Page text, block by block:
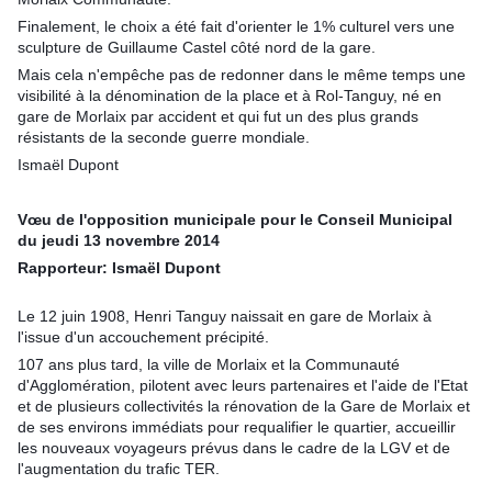
Finalement, le choix a été fait d'orienter le 1% culturel vers une
sculpture de Guillaume Castel côté nord de la gare.
Mais cela n'empêche pas de redonner dans le même temps une
visibilité à la dénomination de la place et à Rol-Tanguy, né en
gare de Morlaix par accident et qui fut un des plus grands
résistants de la seconde guerre mondiale.
Ismaël Dupont
Vœu de l'opposition municipale pour le Conseil Municipal
du jeudi 13 novembre 2014
Rapporteur: Ismaël Dupont
Le 12 juin 1908, Henri Tanguy naissait en gare de Morlaix à
l'issue d'un accouchement précipité.
107 ans plus tard, la ville de Morlaix et la Communauté
d'Agglomération, pilotent avec leurs partenaires et l'aide de l'Etat
et de plusieurs collectivités la rénovation de la Gare de Morlaix et
de ses environs immédiats pour requalifier le quartier, accueillir
les nouveaux voyageurs prévus dans le cadre de la LGV et de
l'augmentation du trafic TER.